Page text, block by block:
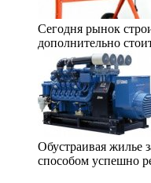
Сегодня рынок
дополнительно
Обустраивая жилье
способом успешно